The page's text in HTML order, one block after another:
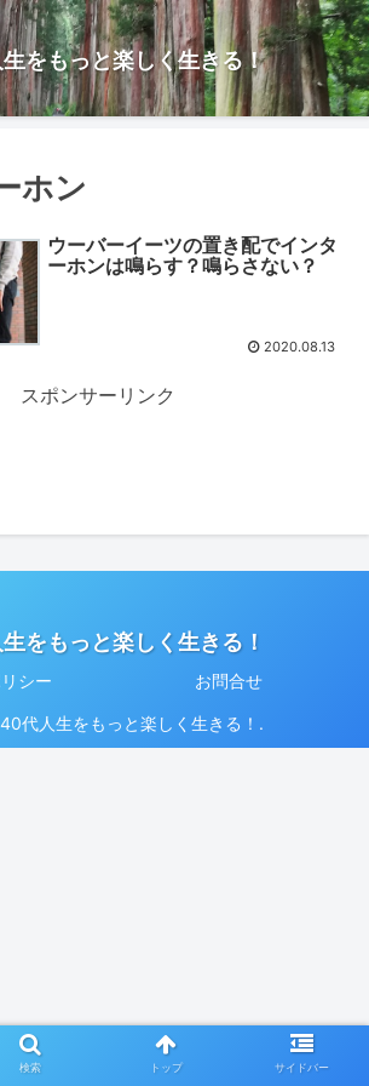
をもっと楽しく生きる！
ホン
ウーバーイーツの置き配でインタ
ーホンは鳴らす？鳴らさない？
2020.08.13
スポンサーリンク
をもっと楽しく生きる！
シー お問合せ
代人生をもっと楽しく生きる！.
検索 トップ サイドバー